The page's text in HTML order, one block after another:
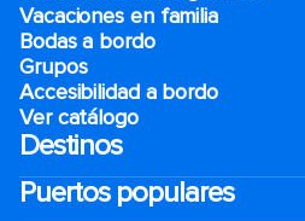
Vacaciones en familia
Bodas a bordo
Grupos
Accesibilidad a bordo
Ver catálogo
Destinos
Puertos populares